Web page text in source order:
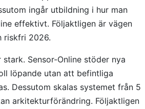
ingår utbildning i hur man
effektivt. Följaktligen är vägen
riskfri 2026.
Sensor-Online stöder nya
löpande utan att befintliga
Dessutom skalas systemet från 5
arkitekturförändring. Följaktligen